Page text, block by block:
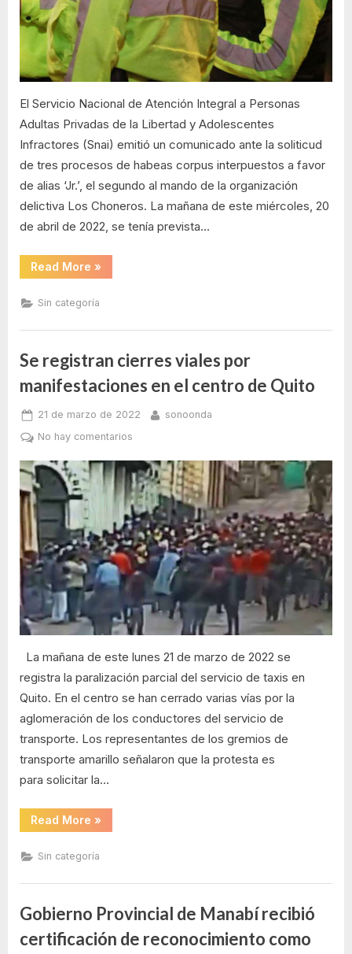
El Servicio Nacional de Atención Integral a Personas
Adultas Privadas de la Libertad y Adolescentes
Infractores (Snai) emitió un comunicado ante la soliticud
de tres procesos de habeas corpus interpuestos a favor
de alias ‘Jr.’, el segundo al mando de la organización
delictiva Los Choneros. La mañana de este miércoles, 20
de abril de 2022, se tenía prevista…
Read More “Uno
de
líderes
de
Choneros
quedar
libre
por
habeas
»
Sin categoría
Se registran cierres viales por
manifestaciones en el centro de Quito
Posted
on
21 de marzo de 2022 By
sonoonda
No hay comentariosen
registran
cierres
viales
por
manifestaciones
en
el
centro
de
Quito
La mañana de este lunes 21 de marzo de 2022 se
registra la paralización parcial del servicio de taxis en
Quito. En el centro se han cerrado varias vías por la
aglomeración de los conductores del servicio de
transporte. Los representantes de los gremios de
transporte amarillo señalaron que la protesta es
para solicitar la…
Read More “Se
registran
viales
por
en
centro
de
Quito”
»
Sin categoría
Gobierno Provincial de Manabí recibió
certificación de reconocimiento como